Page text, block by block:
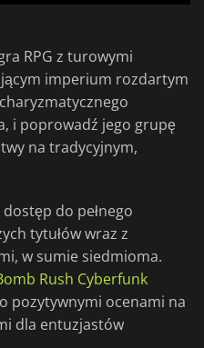
RPG z turowymi
imperium rozdartym
i poprowadź jego grupę
na tradycyjnym,
dostęp do pełnego
tytułów wraz z
w sumie siedmioma.
Rush Cyberfunk
pozytywnymi ocenami na
dla entuzjastów